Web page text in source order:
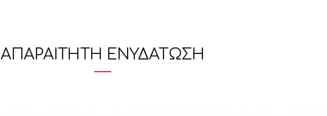
ΑΠΑΡΑΙΤΗΤΗ ΕΝΥΔΑΤΩΣΗ